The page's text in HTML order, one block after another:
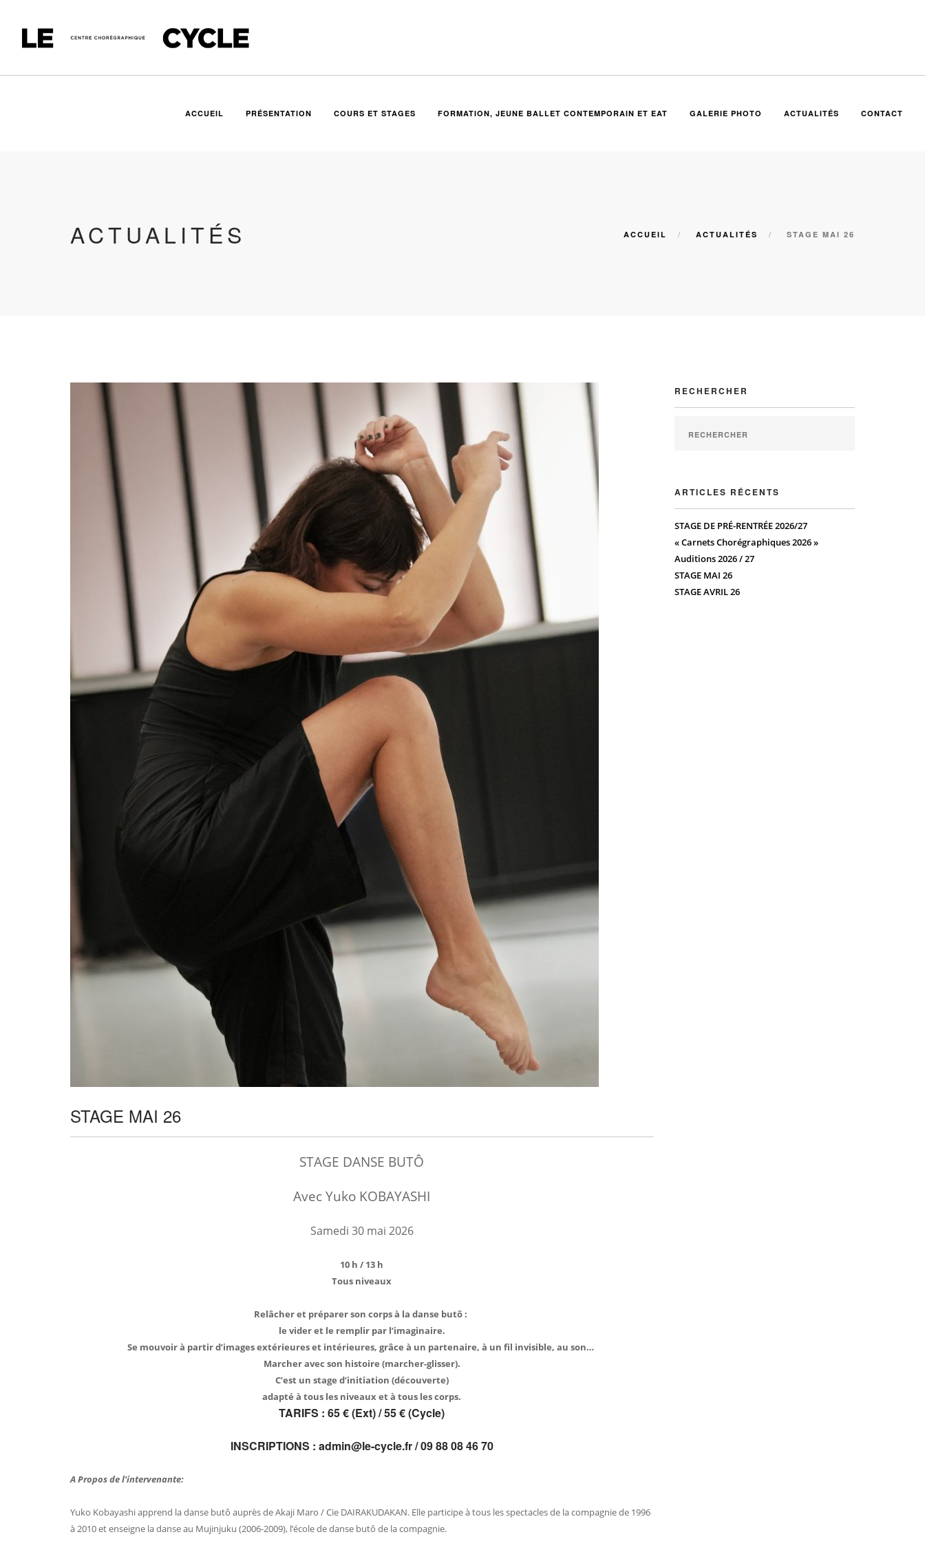
ACCUEIL PRÉSENTATION COURS ET STAGES FORMATION, JEUNE BALLET CONTEMPORAIN ET EAT GALERIE PHOTO ACTUALITÉS CONTACT
ACTUALITÉS ACCUEIL ACTUALITÉS STAGE MAI 26
STAGE MAI 26
STAGE DANSE BUTÔ
Avec Yuko KOBAYASHI
Samedi 30 mai 2026
10 h / 13 h
Tous niveaux
Relâcher et préparer son corps à la danse butô :
le vider et le remplir par l’imaginaire.
Se mouvoir à partir d’images extérieures et intérieures, grâce à un partenaire, à un fil invisible, au son…
Marcher avec son histoire (marcher-glisser).
C’est un stage d’initiation (découverte)
adapté à tous les niveaux et à tous les corps.
TARIFS : 65 € (Ext) / 55 € (Cycle)
INSCRIPTIONS : admin@le-cycle.fr / 09 88 08 46 70
A Propos de l’intervenante:
Yuko Kobayashi apprend la danse butô auprès de Akaji Maro / Cie DAIRAKUDAKAN. Elle participe à tous les spectacles de la compagnie de 1996
à 2010 et enseigne la danse au Mujinjuku (2006-2009), l’école de danse butô de la compagnie.
RECHERCHER
ARTICLES RÉCENTS
STAGE DE PRÉ-RENTRÉE 2026/27
« Carnets Chorégraphiques 2026 »
Auditions 2026 / 27
STAGE MAI 26
STAGE AVRIL 26